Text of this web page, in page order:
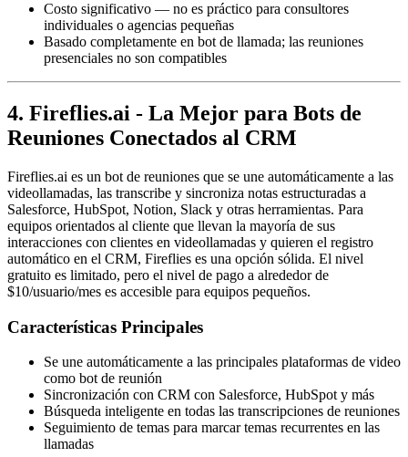
Costo significativo — no es práctico para consultores
individuales o agencias pequeñas
Basado completamente en bot de llamada; las reuniones
presenciales no son compatibles
4. Fireflies.ai - La Mejor para Bots de
Reuniones Conectados al CRM
Fireflies.ai es un bot de reuniones que se une automáticamente a las
videollamadas, las transcribe y sincroniza notas estructuradas a
Salesforce, HubSpot, Notion, Slack y otras herramientas. Para
equipos orientados al cliente que llevan la mayoría de sus
interacciones con clientes en videollamadas y quieren el registro
automático en el CRM, Fireflies es una opción sólida. El nivel
gratuito es limitado, pero el nivel de pago a alrededor de
$10/usuario/mes es accesible para equipos pequeños.
Características Principales
Se une automáticamente a las principales plataformas de video
como bot de reunión
Sincronización con CRM con Salesforce, HubSpot y más
Búsqueda inteligente en todas las transcripciones de reuniones
Seguimiento de temas para marcar temas recurrentes en las
llamadas